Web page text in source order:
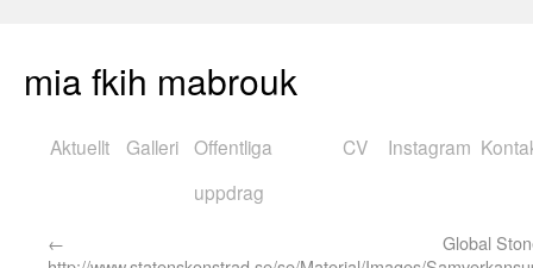
mia fkih mabrouk
Aktuellt Galleri Offentliga
uppdrag
CV Instagram
←
Global